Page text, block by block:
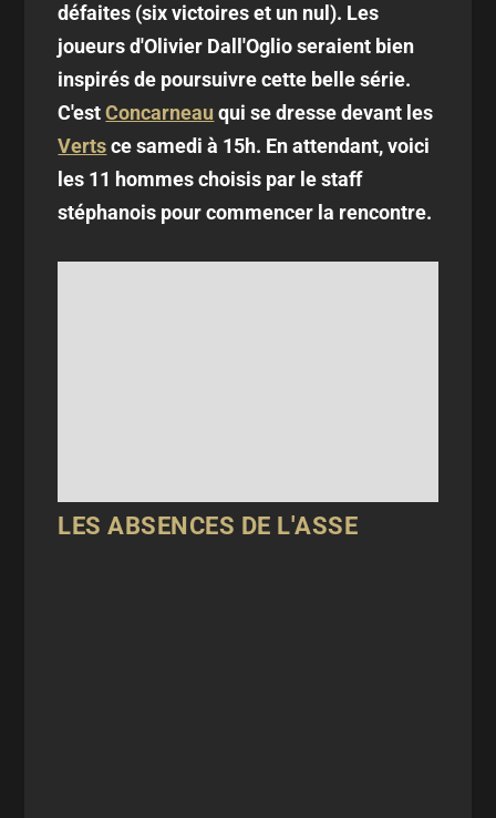
défaites (six victoires et un nul). Les
joueurs d'Olivier Dall'Oglio seraient bien
inspirés de poursuivre cette belle série.
C'estConcarneau qui se dresse devant les
Vertsce samedi à 15h. En attendant, voici
les 11 hommes choisis par le staff
stéphanois pour commencer la rencontre.
LES ABSENCES DE L'ASSE